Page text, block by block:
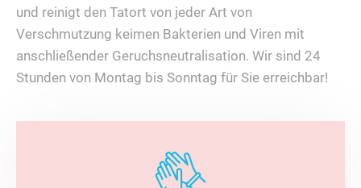
und reinigt den Tatort von jeder Art von
Verschmutzung keimen Bakterien und Viren mit
anschließender Geruchsneutralisation. Wir sind 24
Stunden von Montag bis Sonntag für Sie erreichbar!